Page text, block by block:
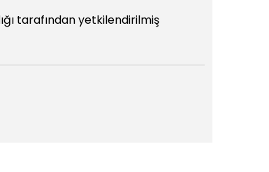
tarafından yetkilendirilmiş